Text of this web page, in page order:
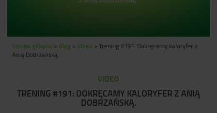
Strona główna > Blog > Video > Trening #191: Dokręcamy kaloryfer z
Anią Dobrzańską.
VIDEO
TRENING #191: DOKRĘCAMY KALORYFER Z ANIĄ
DOBRZAŃSKĄ.